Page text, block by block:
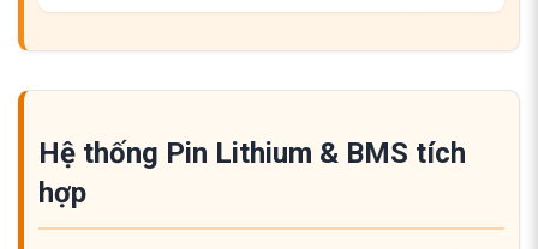
Hệ thống Pin Lithium & BMS tích
hợp